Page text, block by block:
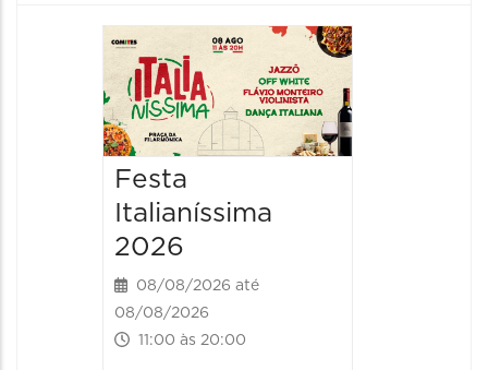
Festa
Italianíssima
2026
08/08/2026 até
08/08/2026
11:00 às 20:00